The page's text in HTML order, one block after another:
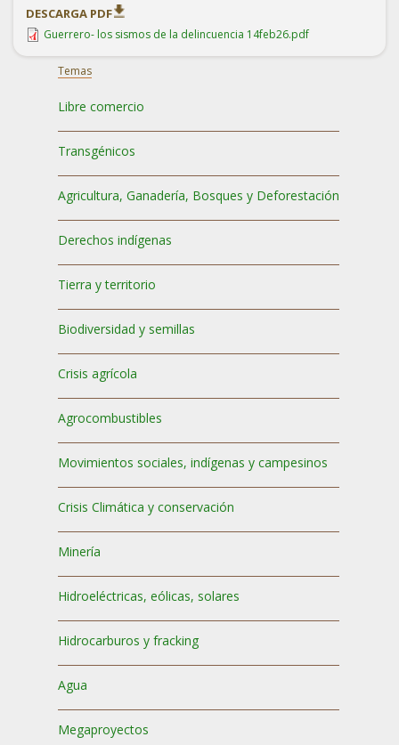
DESCARGA PDF
Guerrero- los sismos de la delincuencia 14feb26.pdf
Temas
Libre comercio
Transgénicos
Agricultura, Ganadería, Bosques y Deforestación
Derechos indígenas
Tierra y territorio
Biodiversidad y semillas
Crisis agrícola
Agrocombustibles
Movimientos sociales, indígenas y campesinos
Crisis Climática y conservación
Minería
Hidroeléctricas, eólicas, solares
Hidrocarburos y fracking
Agua
Megaproyectos